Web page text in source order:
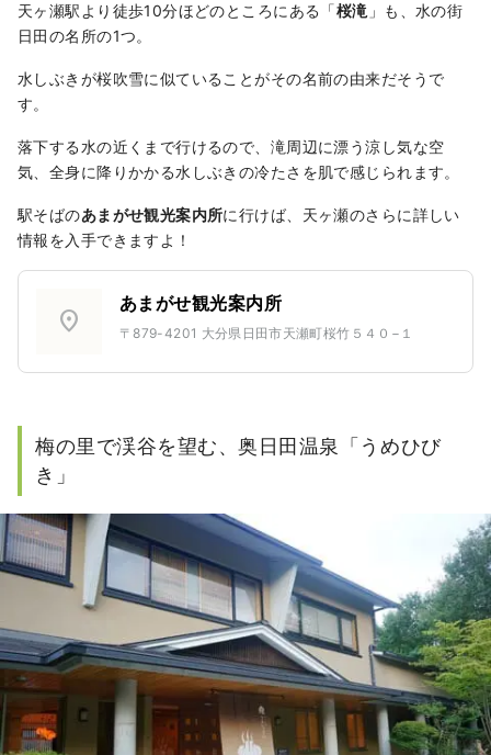
天ヶ瀬駅より徒歩10分ほどのところにある「桜滝 」も、水の街
日田の名所の1つ。
水しぶきが桜吹雪に似ていることがその名前の由来だそうで
す。
落下する水の近くまで行けるので、滝周辺に漂う涼し気な空
気、全身に降りかかる水しぶきの冷たさを肌で感じられます。
駅そばのあまがせ観光案内所に行けば、天ヶ瀬のさらに詳しい
情報を入手できますよ！
location_on
あまがせ観光案内所
〒879-4201 大分県日田市天瀬町桜竹５４０−１
梅の里で渓谷を望む、奥日田温泉「うめひび
き」